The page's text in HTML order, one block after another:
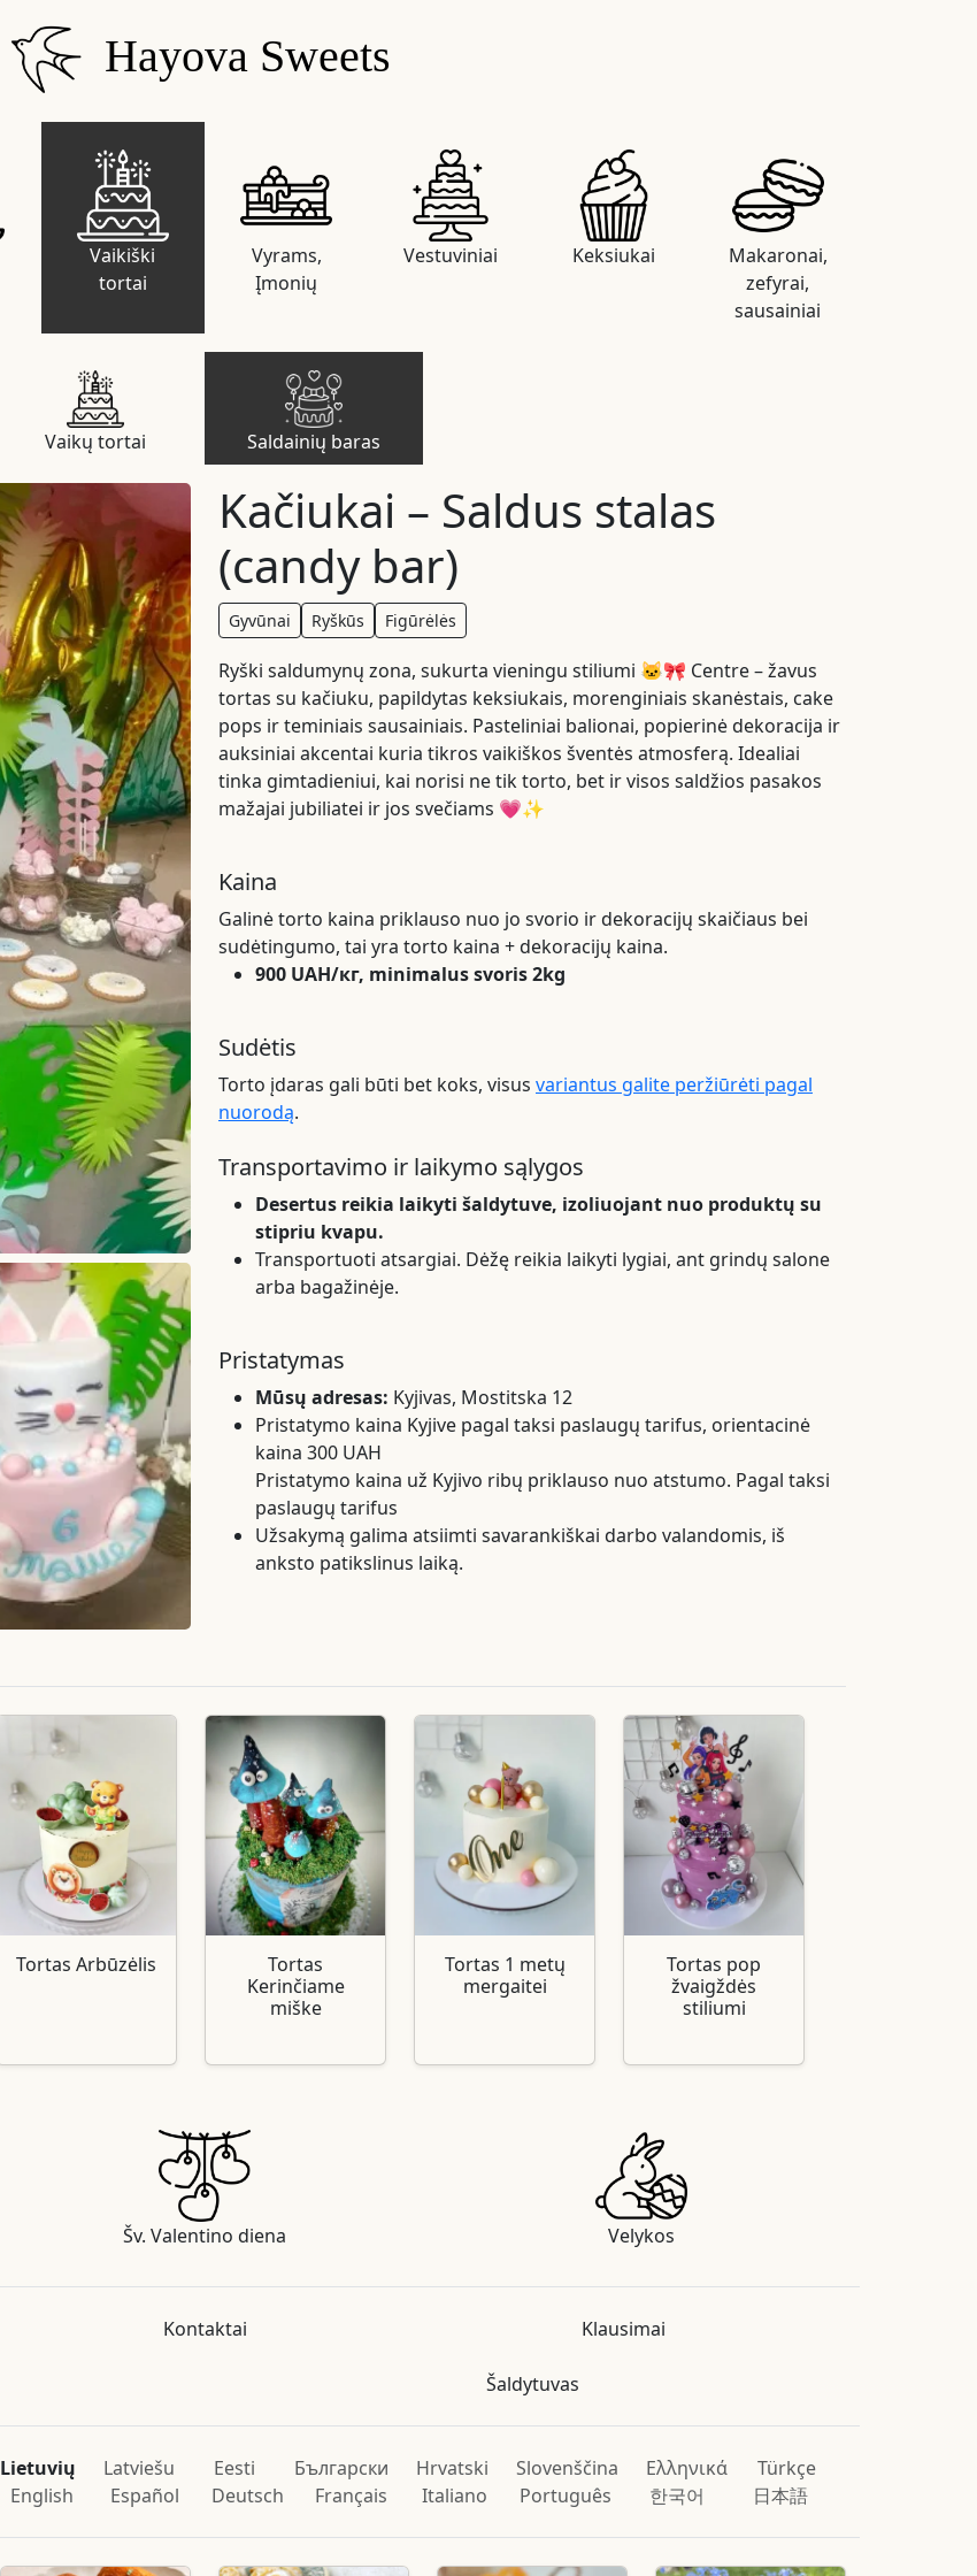
Hayova Sweets
Vaikiški
tortai
Vyrams,
Įmonių
Vestuviniai Keksiukai
Makaronai,
zefyrai,
sausainiai
Vaikų tortai Saldainių baras
Kačiukai – Saldus stalas
(candy bar)
Gyvūnai Ryškūs Figūrėlės
Ryški saldumynų zona, sukurta vieningu stiliumi 🐱🎀 Centre – žavus
tortas su kačiuku, papildytas keksiukais, morenginiais skanėstais, cake
pops ir teminiais sausainiais. Pasteliniai balionai, popierinė dekoracija ir
auksiniai akcentai kuria tikros vaikiškos šventės atmosferą. Idealiai
tinka gimtadieniui, kai norisi ne tik torto, bet ir visos saldžios pasakos
mažajai jubiliatei ir jos svečiams 💗✨
Kaina
Galinė torto kaina priklauso nuo jo svorio ir dekoracijų skaičiaus bei
sudėtingumo, tai yra torto kaina + dekoracijų kaina.
900 UAH/кг, minimalus svoris 2kg
Sudėtis
Torto įdaras gali būti bet koks, visus variantus galite peržiūrėti pagal
nuorodą.
Transportavimo ir laikymo sąlygos
Desertus reikia laikyti šaldytuve, izoliuojant nuo produktų su
stipriu kvapu.
Transportuoti atsargiai. Dėžę reikia laikyti lygiai, ant grindų salone
arba bagažinėje.
Pristatymas
Mūsų adresas: Kyjivas, Mostitska 12
Pristatymo kaina Kyjive pagal taksi paslaugų tarifus, orientacinė
kaina 300 UAH
Pristatymo kaina už Kyjivo ribų priklauso nuo atstumo. Pagal taksi
paslaugų tarifus
Užsakymą galima atsiimti savarankiškai darbo valandomis, iš
anksto patikslinus laiką.
Tortas Arbūzėlis
Tortas
Kerinčiame
miške
Tortas 1 metų
mergaitei
Tortas pop
žvaigždės
stiliumi
Šv. Valentino diena Velykos
Kontaktai Klausimai
Šaldytuvas
Lietuvių Latviešu Eesti Български Hrvatski Slovenščina Ελληνικά
Türkçe
English Español Deutsch Français Italiano Português 한국어 日本語